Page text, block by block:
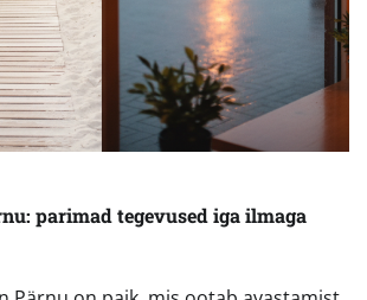
parimad tegevused iga ilmaga